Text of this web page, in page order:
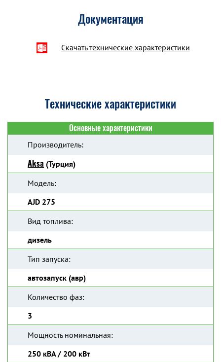
Документация
Скачать технические характеристики
Технические характеристики
Основные характеристики
Производитель:
Aksa (Турция)
Модель:
AJD 275
Вид топлива:
дизель
Тип запуска:
автозапуск (авр)
Количество фаз:
3
Мощность номинальная:
250 кВА / 200 кВт